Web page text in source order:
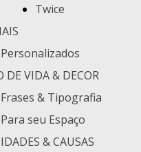
Twice
Personalizados
DE VIDA & DECOR
Frases & Tipografia
Para seu Espaço
& CAUSAS